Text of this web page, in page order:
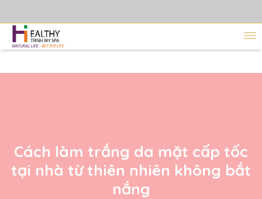
Cách làm trắng da mặt cấp tốc
tại nhà từ thiên nhiên không bắt
nắng